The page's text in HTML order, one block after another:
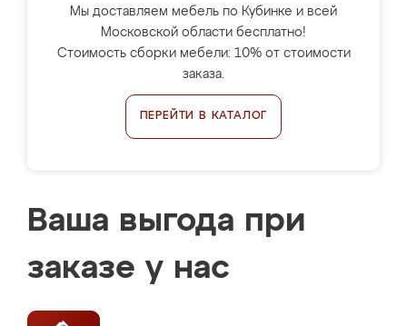
Мы доставляем мебель по Кубинке и всей
Московской области бесплатно!
Стоимость сборки мебели: 10% от стоимости
заказа.
ПЕРЕЙТИ В КАТАЛОГ
Ваша выгода при
заказе у нас